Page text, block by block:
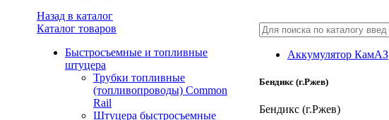
Назад в каталог
Каталог товаров
Быстросъемные и топливные
штуцера
Трубки топливные
(топливопроводы) Common
Rail
Штуцера быстросъемные
Аккумулятор КамАЗ
Бендикс (г.Ржев)
Бендикс (г.Ржев)